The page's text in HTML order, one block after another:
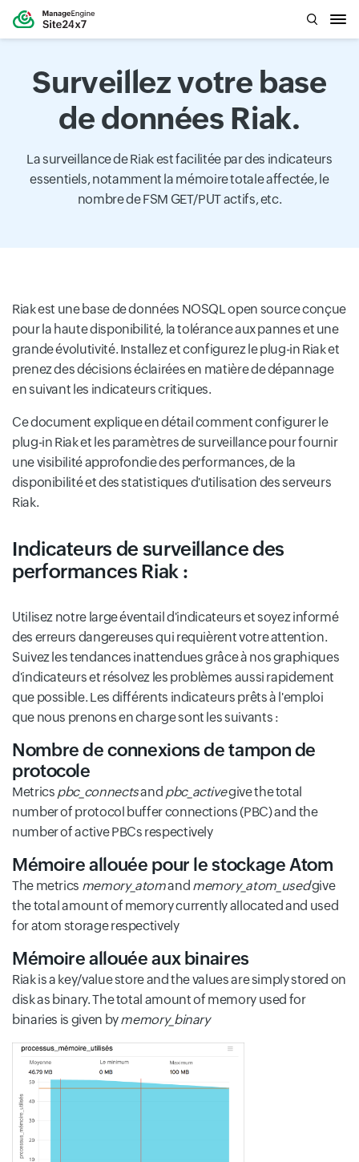
Surveillez votre base
de données Riak.
La surveillance de Riak est facilitée par des indicateurs
essentiels, notamment la mémoire totale affectée, le
nombre de FSM GET/PUT actifs, etc.
Riak est une base de données NOSQL open source conçue
pour la haute disponibilité, la tolérance aux pannes et une
grande évolutivité. Installez et configurez le plug-in Riak et
prenez des décisions éclairées en matière de dépannage
en suivant les indicateurs critiques.
Ce document explique en détail comment configurer le
plug-in Riak et les paramètres de surveillance pour fournir
une visibilité approfondie des performances, de la
disponibilité et des statistiques d'utilisation des serveurs
Riak.
Indicateurs de surveillance des
performances Riak :
Utilisez notre large éventail d'indicateurs et soyez informé
des erreurs dangereuses qui requièrent votre attention.
Suivez les tendances inattendues grâce à nos graphiques
d'indicateurs et résolvez les problèmes aussi rapidement
que possible. Les différents indicateurs prêts à l'emploi
que nous prenons en charge sont les suivants :
Nombre de connexions de tampon de
protocole
Metrics pbc_connectsand pbc_activegive the total
number of protocol buffer connections (PBC) and the
number of active PBCs respectively
Mémoire allouée pour le stockage Atom
The metrics memory_atomand memory_atom_usedgive
the total amount of memory currently allocated and used
for atom storage respectively
Mémoire allouée aux binaires
Riak is a key/value store and the values are simply stored on
disk as binary. The total amount of memory used for
binaries is given bymemory_binary